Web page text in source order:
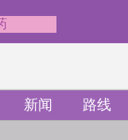
新闻 路线